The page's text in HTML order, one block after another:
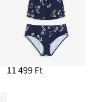
11 499 Ft